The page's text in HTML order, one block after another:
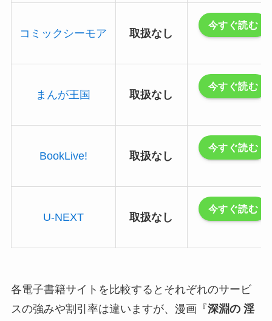
コミックシーモア 取扱なし
今すぐ読む
まんが王国 取扱なし
今すぐ読む
BookLive! 取扱なし
今すぐ読む
U-NEXT 取扱なし
今すぐ読む
各電子書籍サイトを比較するとそれぞれのサービ
スの強みや割引率は違いますが、漫画『深淵の 淫